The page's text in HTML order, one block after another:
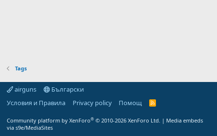
Tags
airguns
Български
Условия и Правила
Privacy policy Помощ
R
Community platform by XenForo® © 2010-2026 XenForo Ltd. | Media embeds
via s9e/MediaSites